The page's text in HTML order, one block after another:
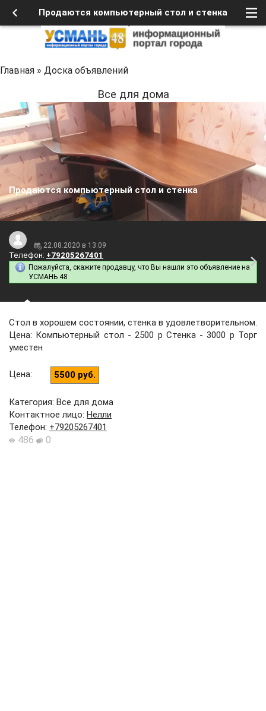
Продаются компьютерный стол и стенка
Главная » Доска объявлений
Все для дома
Продаются компьютерный стол и стенка
22.08.2020 в 13:09
Телефон: +79205267401
Пожалуйста, скажите продавцу, что Вы нашли это объявление на
УСМАНЬ 48
Стол в хорошем состоянии, стенка в удовлетворительном.
Цена: Компьютерный стол - 2500 р Стенка - 3000 р Торг
уместен
Цена: 5500 руб.
Категория: Все для дома
Контактное лицо: Нелли
Телефон: +79205267401
486 0